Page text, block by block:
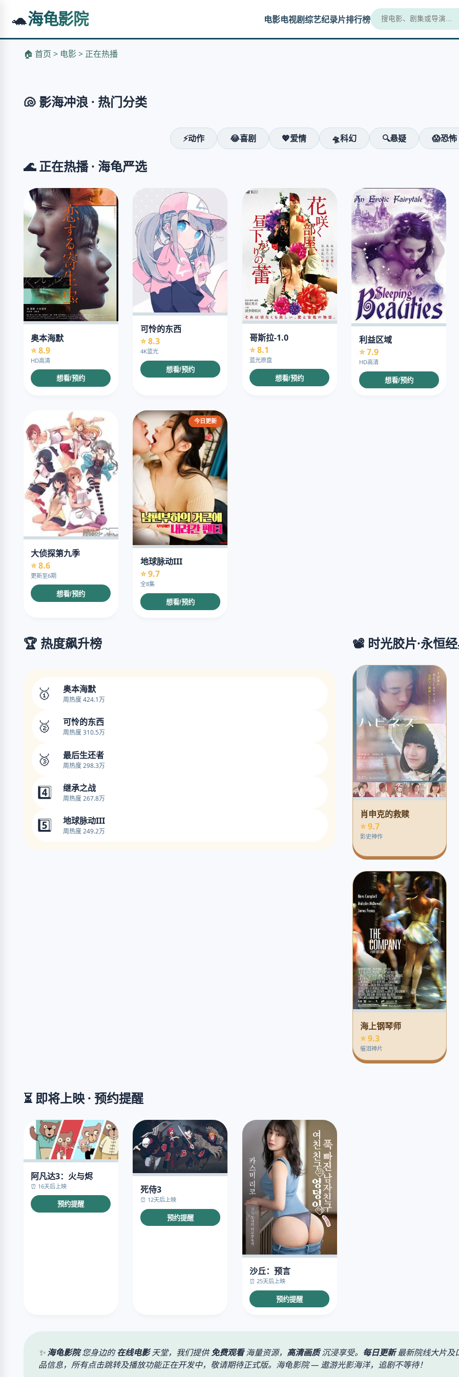
🐢海龟影院 电影电视剧综艺纪录片排行榜
🏠 首页 > 电影 > 正在热播
《哥斯拉-1.0》
日本战后废墟，巨兽震撼降临
🐚 影海冲浪 · 热门分类
⚡动作 😂喜剧 💖爱情 🛸科幻 🔍悬疑 😱恐怖
🌊 正在热播 · 海龟严选
奥本海默
⭐ 8.9
HD高清
想看/预约
可怜的东西
⭐ 8.3
4K蓝光
想看/预约
哥斯拉-1.0
⭐ 8.1
蓝光原盘
想看/预约
利益区域
⭐ 7.9
HD高清
想看/预约
大侦探第九季
⭐ 8.6
更新至6期
想看/预约
今日更新
地球脉动III
⭐ 9.7
全8集
想看/预约
🏆 热度飙升榜
🥇 奥本海默
周热度 424.1万
🥈 可怜的东西
周热度 310.5万
🥉 最后生还者
周热度 298.3万
4️⃣ 继承之战
周热度 267.8万
5️⃣ 地球脉动III
周热度 249.2万
📽️ 时光胶片·永恒
肖申克的救赎
⭐ 9.7
影史神作
海上钢琴师
⭐ 9.3
催泪神片
⏳ 即将上映 · 预约提醒
阿凡达3：火与烬
⏰ 16天后上映
预约提醒
死侍3
⏰ 12天后上映
预约提醒
沙丘：预言
⏰ 25天后上映
预约提醒
✨海龟影院您身边的在线电影天堂，我们提供免费观看海量资源， 高清画质沉浸享受。 每日更新最新院线大片及
品信息，所有点击跳转及播放功能正在开发中，敬请期待正式版。海龟影院 — 遨游光影海洋，追剧不等待！